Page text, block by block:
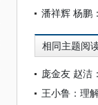
相同主题阅